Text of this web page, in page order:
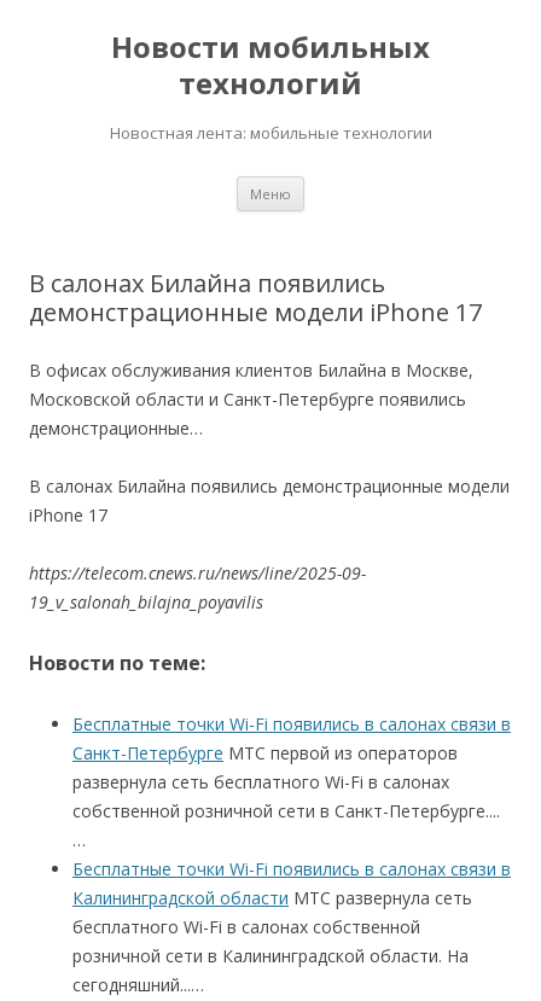
Новости мобильных
технологий
Новостная лента: мобильные технологии
Меню
В салонах Билайна появились
демонстрационные модели iPhone 17
В офисах обслуживания клиентов Билайна в Москве,
Московской области и Санкт-Петербурге появились
демонстрационные…
В салонах Билайна появились демонстрационные модели
iPhone 17
https://telecom.cnews.ru/news/line/2025-09-
19_v_salonah_bilajna_poyavilis
Новости по теме:
Бесплатные точки Wi-Fi появились в салонах связи в
Cанкт-Петербурге МТС первой из операторов
развернула сеть бесплатного Wi-Fi в салонах
собственной розничной сети в Cанкт-Петербурге....
…
Бесплатные точки Wi-Fi появились в салонах связи в
Калининградской области МТС развернула сеть
бесплатного Wi-Fi в салонах собственной
розничной сети в Калининградской области. На
сегодняшний...…